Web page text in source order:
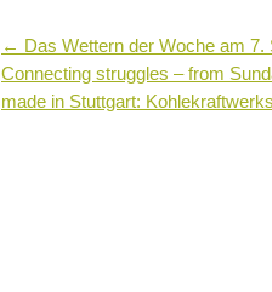
← Das Wettern der Woche am 7.
Connecting struggles – from
made in Stuttgart: